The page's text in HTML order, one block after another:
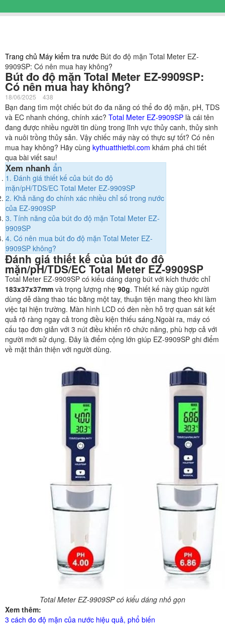
Trang chủ Máy kiểm tra nước Bút đo độ mặn Total Meter EZ-
9909SP: Có nên mua hay không?
Bút đo độ mặn Total Meter EZ-9909SP:
Có nên mua hay không?
18/06/2025 438
Bạn đang tìm một chiếc bút đo đa năng có thể đo độ mặn, pH, TDS
và EC nhanh chóng, chính xác? Total Meter EZ-9909SP là cái tên
đang được nhiều người tin dùng trong lĩnh vực thủy canh, thủy sinh
và nuôi trồng thủy sản. Vậy chiếc máy này có thực sự tốt? Có nên
mua hay không? Hãy cùng kythuatthietbi.com khám phá chi tiết
qua bài viết sau!
Xem nhanh ẩn
1. Đánh giá thiết kế của bút đo độ
mặn/pH/TDS/EC Total Meter EZ-9909SP
2. Khả năng đo chính xác nhiều chỉ số trong nước
của EZ-9909SP
3. Tính năng của bút đo độ mặn Total Meter EZ-
9909SP
4. Có nên mua bút đo độ mặn Total Meter EZ-
9909SP không?
Đánh giá thiết kế của bút đo độ
mặn/pH/TDS/EC Total Meter EZ-9909SP
Total Meter EZ-9909SP có kiểu dáng dạng bút với kích thước chỉ
183x37x37mm và trọng lượng nhẹ 90g. Thiết kế này giúp người
dùng dễ dàng thao tác bằng một tay, thuận tiện mang theo khi làm
việc tại hiện trường. Màn hình LCD có đèn nền hỗ trợ quan sát kết
quả rõ ràng ngay cả trong điều kiện thiếu sáng.Ngoài ra, máy có
cấu tạo đơn giản với 3 nút điều khiển rõ chức năng, phù hợp cả với
người mới sử dụng. Đây là điểm cộng lớn giúp EZ-9909SP ghi điểm
về mặt thân thiện với người dùng.
Total Meter EZ-9909SP có kiểu dáng nhỏ gọn
Xem thêm:
3 cách đo độ mặn của nước hiệu quả, phổ biến